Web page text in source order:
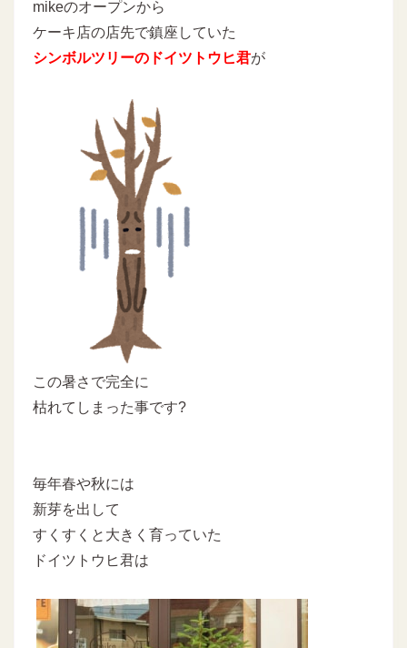
mikeのオープンから
ケーキ店の店先で鎮座していた
シンボルツリーのドイツトウヒ君が
この暑さで完全に
枯れてしまった事です?
毎年春や秋には
新芽を出して
すくすくと大きく育っていた
ドイツトウヒ君は